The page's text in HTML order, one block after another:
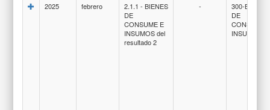
2025 febrero
2.1.1 - BIENES
DE
CONSUME E
INSUMOS del
resultado 2
-
300-BIENES
DE
CONSUMO
INSUMOS